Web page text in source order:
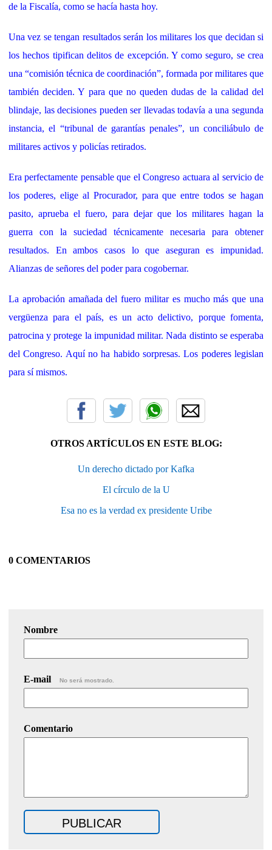
de la Fiscalía, como se hacía hasta hoy.
Una vez se tengan resultados serán los militares los que decidan si
los hechos tipifican delitos de excepción. Y como seguro, se crea
una “comisión técnica de coordinación”, formada por militares que
también deciden. Y para que no queden dudas de la calidad del
blindaje, las decisiones pueden ser llevadas todavía a una segunda
instancia, el “tribunal de garantías penales”, un conciliábulo de
militares activos y policías retirados.
Era perfectamente pensable que el Congreso actuara al servicio de
los poderes, elige al Procurador, para que entre todos se hagan
pasito, aprueba el fuero, para dejar que los militares hagan la
guerra con la suciedad técnicamente necesaria para obtener
resultados. En ambos casos lo que aseguran es impunidad.
Alianzas de señores del poder para cogobernar.
La aprobación amañada del fuero militar es mucho más que una
vergüenza para el país, es un acto delictivo, porque fomenta,
patrocina y protege la impunidad militar. Nada distinto se esperaba
del Congreso. Aquí no ha habido sorpresas. Los poderes legislan
para sí mismos.
OTROS ARTÍCULOS EN ESTE BLOG:
Un derecho dictado por Kafka
El círculo de la U
Esa no es la verdad ex presidente Uribe
0 COMENTARIOS
Nombre
E-mail No será mostrado.
Comentario